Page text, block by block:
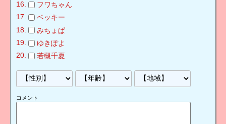
フワちゃん
ベッキー
みちょぱ
ゆきぽよ
若槻千夏
コメント